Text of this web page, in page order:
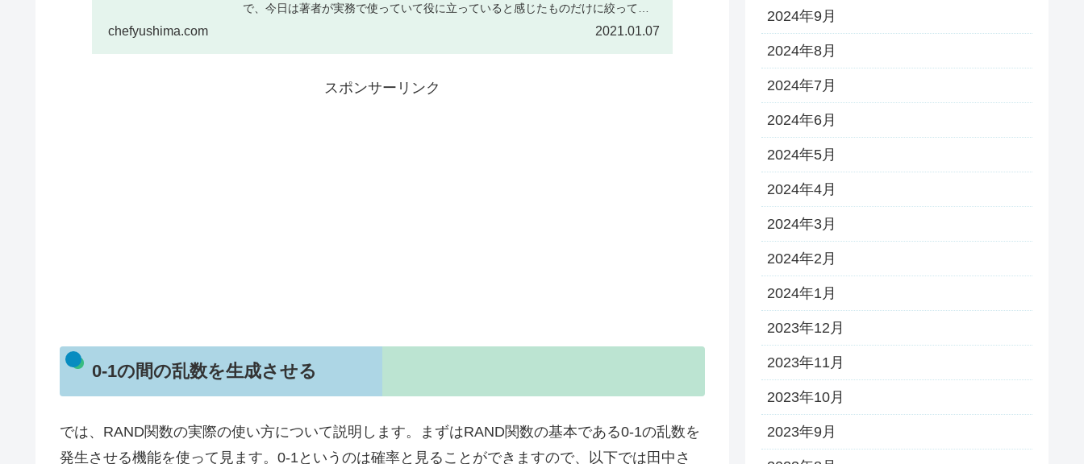
で、今日は著者が実務で使っていて役に立っていると感じたものだけに絞って紹
chefyushima.com 2021.01.07
スポンサーリンク
0-1の間の乱数を生成させる
では、RAND関数の実際の使い方について説明します。まずはRAND関数の基本である0-1の乱数を
発生させる機能を使って見ます。0-1というのは確率と見ることができますので、以下では田中さ
2024年9月
2024年8月
2024年7月
2024年6月
2024年5月
2024年4月
2024年3月
2024年2月
2024年1月
2023年12月
2023年11月
2023年10月
2023年9月